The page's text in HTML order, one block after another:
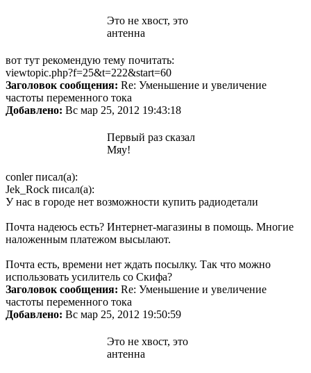
Это не хвост, это
антенна
вот тут рекомендую тему почитать:
viewtopic.php?f=25&t=222&start=60
Заголовок сообщения: Re: Уменьшение и увеличение
частоты переменного тока
Добавлено: Вс мар 25, 2012 19:43:18
Первый раз сказал
Мяу!
conler писал(а):
Jek_Rock писал(а):
У нас в городе нет возможности купить радиодетали
Почта надеюсь есть? Интернет-магазины в помощь. Многие
наложенным платежом высылают.
Почта есть, времени нет ждать посылку. Так что можно
использовать усилитель со Скифа?
Заголовок сообщения: Re: Уменьшение и увеличение
частоты переменного тока
Добавлено: Вс мар 25, 2012 19:50:59
Это не хвост, это
антенна